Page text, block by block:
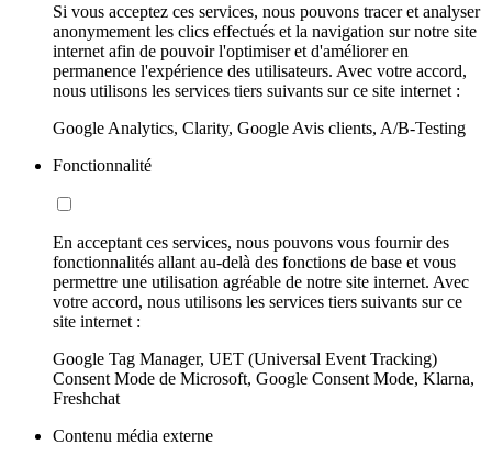
Si vous acceptez ces services, nous pouvons tracer et analyser
anonymement les clics effectués et la navigation sur notre site
internet afin de pouvoir l'optimiser et d'améliorer en
permanence l'expérience des utilisateurs. Avec votre accord,
nous utilisons les services tiers suivants sur ce site internet :
Google Analytics, Clarity, Google Avis clients, A/B-Testing
Fonctionnalité
En acceptant ces services, nous pouvons vous fournir des
fonctionnalités allant au-delà des fonctions de base et vous
permettre une utilisation agréable de notre site internet. Avec
votre accord, nous utilisons les services tiers suivants sur ce
site internet :
Google Tag Manager, UET (Universal Event Tracking)
Consent Mode de Microsoft, Google Consent Mode, Klarna,
Freshchat
Contenu média externe